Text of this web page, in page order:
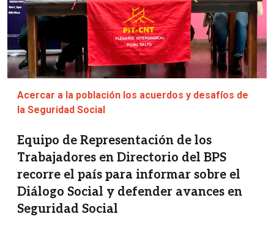
Acercar a la población los acuerdos y desafíos de
la Seguridad Social
Equipo de Representación de los
Trabajadores en Directorio del BPS
recorre el país para informar sobre el
Diálogo Social y defender avances en
Seguridad Social